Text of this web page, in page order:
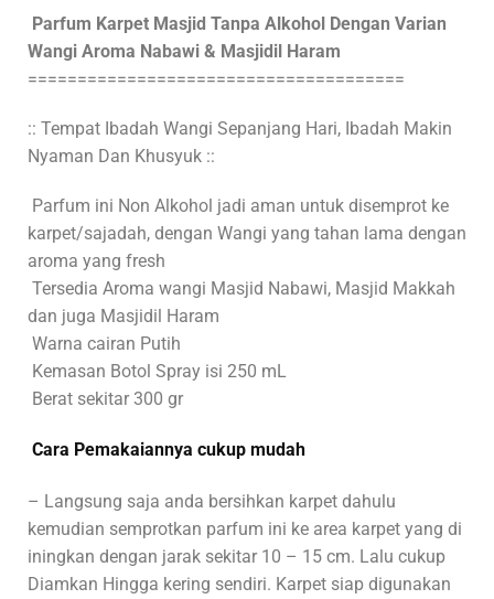
Parfum Karpet Masjid Tanpa Alkohol Dengan Varian
Wangi Aroma Nabawi & Masjidil Haram
======================================
:: Tempat Ibadah Wangi Sepanjang Hari, Ibadah Makin
Nyaman Dan Khusyuk ::
Parfum ini Non Alkohol jadi aman untuk disemprot ke
karpet/sajadah, dengan Wangi yang tahan lama dengan
aroma yang fresh
Tersedia Aroma wangi Masjid Nabawi, Masjid Makkah
dan juga Masjidil Haram
Warna cairan Putih
Kemasan Botol Spray isi 250 mL
Berat sekitar 300 gr
Cara Pemakaiannya cukup mudah
– Langsung saja anda bersihkan karpet dahulu
kemudian semprotkan parfum ini ke area karpet yang di
iningkan dengan jarak sekitar 10 – 15 cm. Lalu cukup
Diamkan Hingga kering sendiri. Karpet siap digunakan